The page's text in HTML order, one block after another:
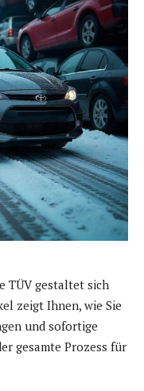
TÜV gestaltet sich
zeigt Ihnen, wie Sie
und sofortige
gesamte Prozess für